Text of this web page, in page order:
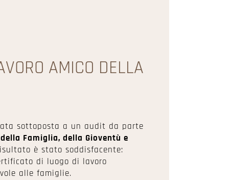
AMICO DELLA
sottoposta a un audit da parte
Famiglia, della Gioventù e
è stato soddisfacente:
di luogo di lavoro
alle famiglie.